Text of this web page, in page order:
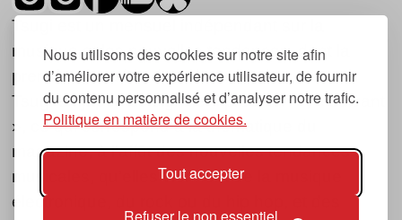
Nous utilisons des cookies sur notre site afin
d’améliorer votre expérience utilisateur, de fournir
du contenu personnalisé et d’analyser notre trafic.
Politique en matière de cookies.
Tout accepter
Tsugi est un mensuel indépendant sur la
musique et les nouvelles tendances, dont la
première parution date de 2007.
Tsugi en japonais signifie « prochain », « suivant
», ce qui correspond à la thématique du
magazine, à l’affût des nouvelles tendances
musicales, qu’elles viennent de la musique
électronique, du rock ou du hip hop, et des